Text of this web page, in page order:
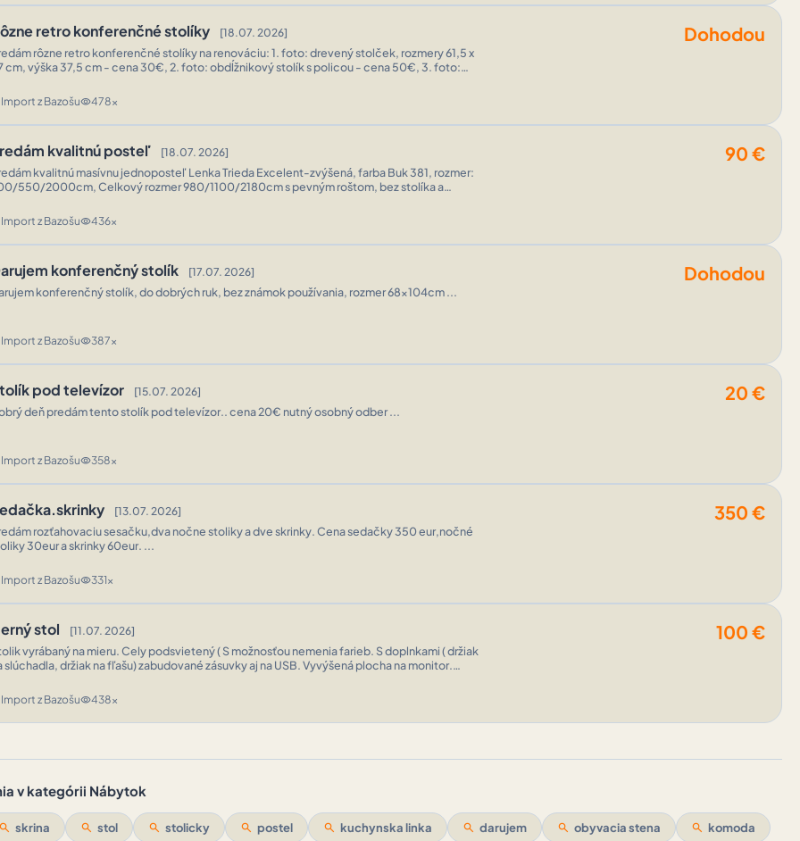
retro konferenčné stolíky [18.07. 2026] Dohodou
rôzne retro konferenčné stolíky na renováciu: 1. foto: drevený stolček, rozmery 61,5 x
výška 37,5 cm - cena 30€, 2. foto: obdĺžnikový stolík s policou - cena 50€, 3. foto:
Import z Bazošuvisibility478x
kvalitnú posteľ [18.07. 2026] 90 €
kvalitnú masívnu jednoposteľ Lenka Trieda Excelent-zvýšená, farba Buk 381, rozmer:
550/2000cm, Celkový rozmer 980/1100/2180cm s pevným roštom, bez stolíka a
Import z Bazošuvisibility436x
konferenčný stolík [17.07. 2026] Dohodou
konferenčný stolík, do dobrých ruk, bez známok používania, rozmer 68x104cm ...
Import z Bazošuvisibility387x
pod televízor [15.07. 2026] 20 €
deň predám tento stolík pod televízor.. cena 20€ nutný osobný odber ...
Import z Bazošuvisibility358x
[13.07. 2026] 350 €
rozťahovaciu sesačku,dva nočne stoliky a dve skrinky. Cena sedačky 350 eur,nočné
30eur a skrinky 60eur. ...
Import z Bazošuvisibility331x
stol [11.07. 2026] 100 €
vyrábaný na mieru. Cely podsvietený ( S možnosťou nemenia farieb. S doplnkami ( držiak
slúchadla, držiak na fľašu) zabudované zásuvky aj na USB. Vyvýšená plocha na monitor.
Import z Bazošuvisibility438x
v kategórii Nábytok
search skrina search stol search stolicky search postel search kuchynska linka search darujem search obyvacia stena search komoda